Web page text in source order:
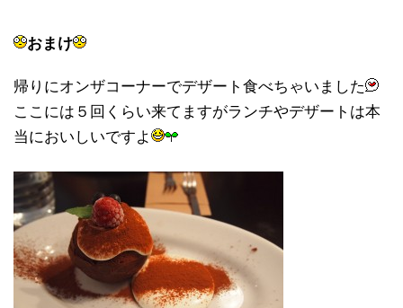
おまけ
帰りにオンザコーナーでデザート食べちゃいました
ここには５回くらい来てますがランチやデザートは本
当においしいですよ